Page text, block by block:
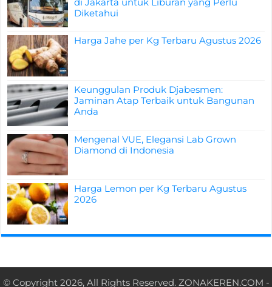
Diketahui
Harga Jahe per Kg Terbaru Agustus 2026
Keunggulan Produk Djabesmen:
Jaminan Atap Terbaik untuk Bangunan
Anda
Mengenal VUE, Elegansi Lab Grown
Diamond di Indonesia
Harga Lemon per Kg Terbaru Agustus
2026
© Copyright 2026, All Rights Reserved. ZONAKEREN.COM -